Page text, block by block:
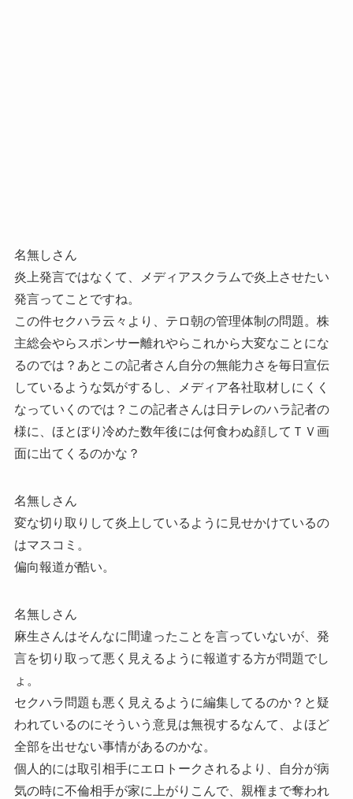
名無しさん
炎上発言ではなくて、メディアスクラムで炎上させたい
発言ってことですね。
この件セクハラ云々より、テロ朝の管理体制の問題。株
主総会やらスポンサー離れやらこれから大変なことにな
るのでは？あとこの記者さん自分の無能力さを毎日宣伝
しているような気がするし、メディア各社取材しにくく
なっていくのでは？この記者さんは日テレのハラ記者の
様に、ほとぼり冷めた数年後には何食わぬ顔してＴＶ画
面に出てくるのかな？
名無しさん
変な切り取りして炎上しているように見せかけているの
はマスコミ。
偏向報道が酷い。
名無しさん
麻生さんはそんなに間違ったことを言っていないが、発
言を切り取って悪く見えるように報道する方が問題でし
ょ。
セクハラ問題も悪く見えるように編集してるのか？と疑
われているのにそういう意見は無視するなんて、よほど
全部を出せない事情があるのかな。
個人的には取引相手にエロトークされるより、自分が病
気の時に不倫相手が家に上がりこんで、親権まで奪われ